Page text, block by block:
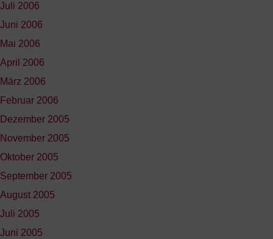
Juli 2006
Juni 2006
Mai 2006
April 2006
März 2006
Februar 2006
Dezember 2005
November 2005
Oktober 2005
September 2005
August 2005
Juli 2005
Juni 2005